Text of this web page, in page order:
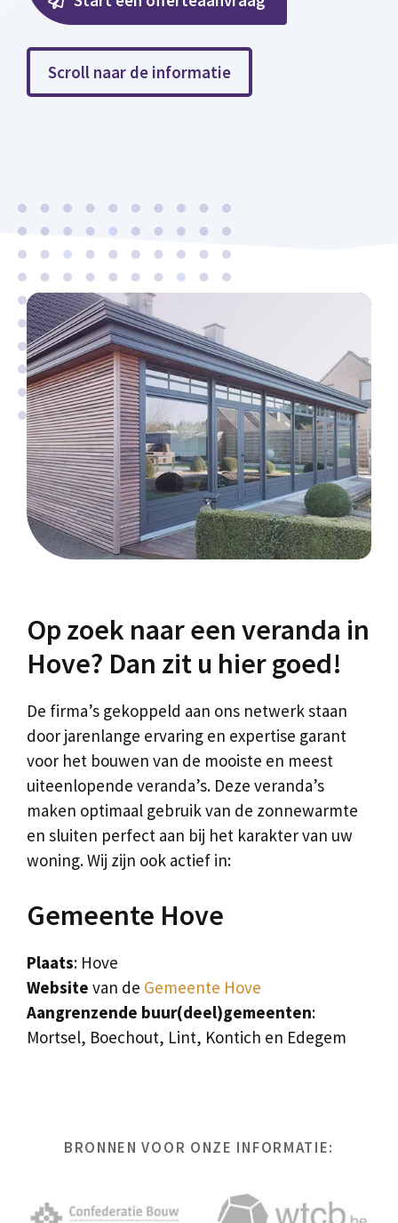
Scroll naar de informatie
Op zoek naar een veranda in
Hove? Dan zit u hier goed!
De firma’s gekoppeld aan ons netwerk staan
door jarenlange ervaring en expertise garant
voor het bouwen van de mooiste en meest
uiteenlopende veranda’s. Deze veranda’s
maken optimaal gebruik van de zonnewarmte
en sluiten perfect aan bij het karakter van uw
woning. Wij zijn ook actief in:
Gemeente Hove
Plaats: Hove
Website van de Gemeente Hove
Aangrenzende buur(deel)gemeenten:
Mortsel, Boechout, Lint, Kontich en Edegem
BRONNEN VOOR ONZE INFORMATIE: